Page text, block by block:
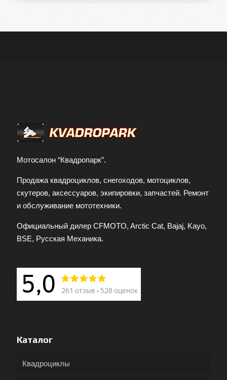
Мотосалон “Квадропарк”.
Продажа квадроциклов, снегоходов, мотоциклов,
скутеров, аксессуаров, экипировки, запчастей. Ремонт
и обслуживание мототехники.
Официальный дилер CFMOTO, Arctic Cat, Bajaj, Kayo,
BSE, Русская Механика.
Каталог
Квадроциклы